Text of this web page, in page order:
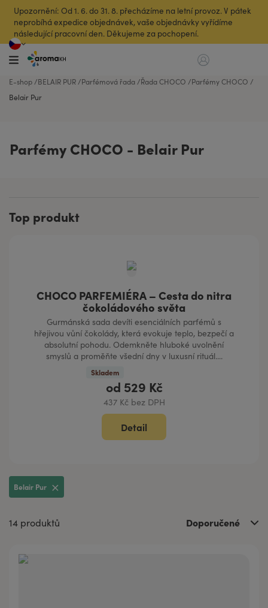
Upozornění: Od 1. 6. do 31. 8. přecházíme na letní provoz. V pátek
neprobíhá expedice objednávek, vaše objednávky vyřídíme
následující pracovní den. Děkujeme za pochopení.
E-shop BELAIR PUR Parfémová řada Řada CHOCO
Parfémy CHOCO
Belair Pur
Parfémy CHOCO - Belair Pur
Top produkt
CHOCO PARFEMIÉRA – Cesta do nitra
čokoládového světa
Gurmánská sada devíti esenciálních parfémů s
hřejivou vůní čokolády, která evokuje teplo, bezpečí a
absolutní pohodu. Odemkněte hluboké uvolnění
smyslů a proměňte všední dny v luxusní rituál....
Skladem
od 529 Kč
437 Kč bez DPH
Detail
Belair Pur
14 produktů Doporučené